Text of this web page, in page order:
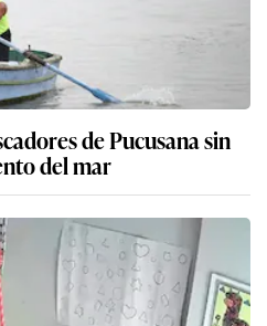
de Pucusana sin
del mar